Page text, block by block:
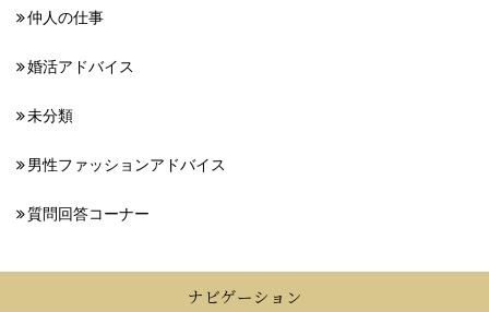
仲人の仕事
婚活アドバイス
未分類
男性ファッションアドバイス
質問回答コーナー
ナビゲーション